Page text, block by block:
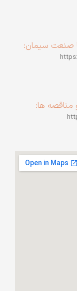
صنعت سیمان:
مناقصه ها: